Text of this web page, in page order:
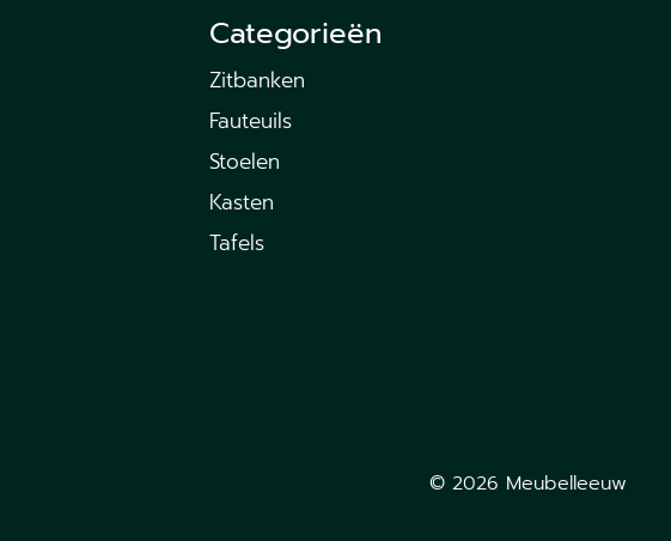
Categorieën
Zitbanken
Fauteuils
Stoelen
Kasten
Tafels
© 2026 Meubelleeuw